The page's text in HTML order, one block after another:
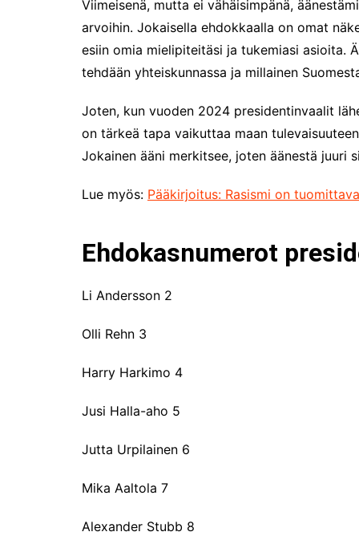
Viimeisenä, mutta ei vähäisimpänä,
arvoihin. Jokaisella ehdokkaalla on omat
esiin omia mielipiteitäsi ja tukemiasi asioita.
tehdään yhteiskunnassa ja millainen
Joten, kun vuoden 2024 presidentinvaalit
on tärkeä tapa vaikuttaa maan
Jokainen ääni merkitsee, joten äänestä juuri
Lue myös: Pääkirjoitus: Rasismi on
Ehdokasnumerot
Li Andersson 2
Olli Rehn 3
Harry Harkimo 4
Jusi Halla-aho 5
Jutta Urpilainen 6
Mika Aaltola 7
Alexander Stubb 8